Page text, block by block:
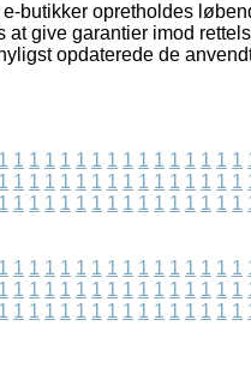
butikker opretholdes
at give garantier imod
opdaterede de
1 1 1 1 1 1 1 1 1 1 1 1 1 1 1 1
1 1 1 1 1 1 1 1 1 1 1 1 1 1 1 1
1 1 1 1 1 1 1 1 1 1 1 1 1 1 1 1
1 1 1 1 1 1 1 1 1 1 1 1 1 1 1 1
1 1 1 1 1 1 1 1 1 1 1 1 1 1 1 1
1 1 1 1 1 1 1 1 1 1 1 1 1 1 1 1